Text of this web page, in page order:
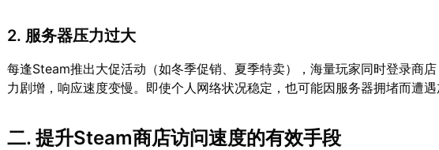
2. 服务器压力过大
每逢Steam推出大促活动（如冬季促销、夏季特卖），海量玩家同时登录商
力剧增，响应速度变慢。即使个人网络状况稳定，也可能因服务器拥堵而遭遇
二. 提升Steam商店访问速度的有效手段